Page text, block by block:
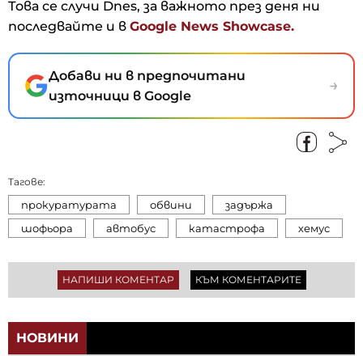
Това се случи Dnes, за важното през деня ни
последвайте и в Google News Showcase.
Добави ни в предпочитани
източници в Google
→
Тагове:
прокуратурата обвини
задържа
шофьора
автобус катастрофа хемус
НАПИШИ КОМЕНТАР КЪМ КОМЕНТАРИТЕ
НОВИНИ